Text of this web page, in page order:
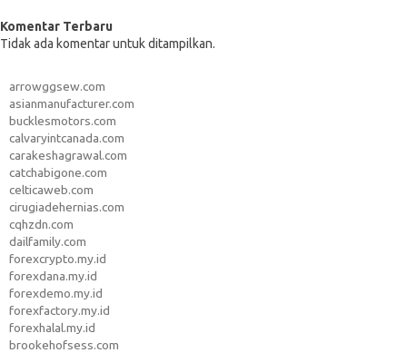
Komentar Terbaru
Tidak ada komentar untuk ditampilkan.
arrowggsew.com
asianmanufacturer.com
bucklesmotors.com
calvaryintcanada.com
carakeshagrawal.com
catchabigone.com
celticaweb.com
cirugiadehernias.com
cqhzdn.com
dailfamily.com
forexcrypto.my.id
forexdana.my.id
forexdemo.my.id
forexfactory.my.id
forexhalal.my.id
brookehofsess.com